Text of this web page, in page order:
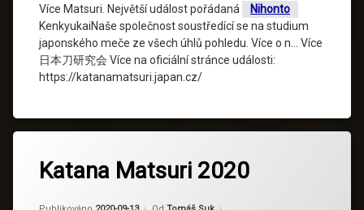
Více Matsuri. Největší událost pořádaná
Nihonto
KenkyukaiNaše společnost soustředící se na studium
japonského meče ze všech úhlů pohledu. Více o n… Více
日本刀研究会 Více na oficiální stránce události:
https://katanamatsuri.japan.cz/
Katana Matsuri 2020
Aktualizováno